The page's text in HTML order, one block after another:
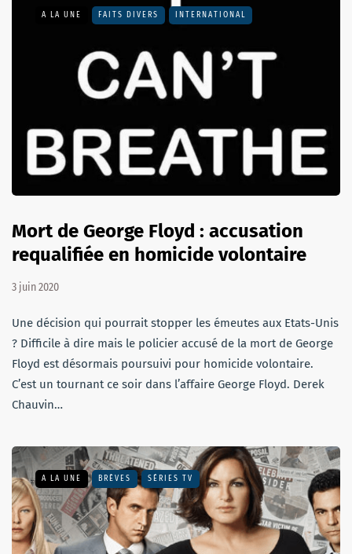
A LA UNE FAITS DIVERS INTERNATIONAL
Mort de George Floyd : accusation
requalifiée en homicide volontaire
3 juin 2020
Une décision qui pourrait stopper les émeutes aux Etats-Unis
? Difficile à dire mais le policier accusé de la mort de George
Floyd est désormais poursuivi pour homicide volontaire.
C’est un tournant ce soir dans l’affaire George Floyd. Derek
Chauvin…
A LA UNE BRÈVES SÉRIES TV